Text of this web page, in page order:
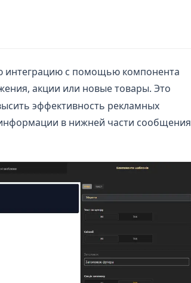
интеграцию с помощью компонента
акции или новые товары. Это
эффективность рекламных
в нижней части сообщения